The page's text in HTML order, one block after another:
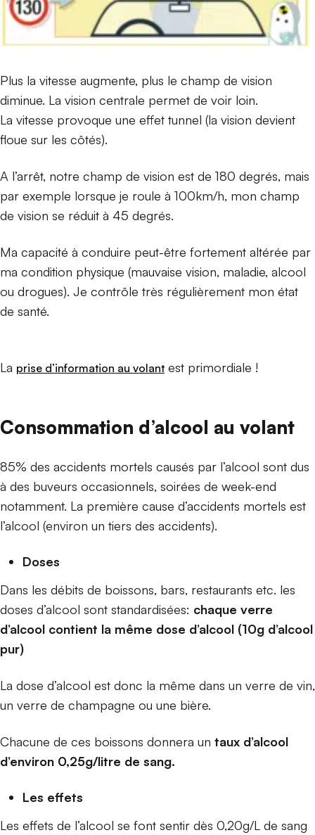
Plus la vitesse augmente, plus le champ de vision
diminue. La vision centrale permet de voir loin.
La vitesse provoque une effet tunnel (la vision devient
floue sur les côtés).
A l’arrêt, notre champ de vision est de 180 degrés, mais
par exemple lorsque je roule à 100km/h, mon champ
de vision se réduit à 45 degrés.
Ma capacité à conduire peut-être fortement altérée par
ma condition physique (mauvaise vision, maladie, alcool
ou drogues). Je contrôle très régulièrement mon état
de santé.
La prise d’information au volant est primordiale !
Consommation d’alcool au volant
85% des accidents mortels causés par l’alcool sont dus
à des buveurs occasionnels, soirées de week-end
notamment. La première cause d’accidents mortels est
l’alcool (environ un tiers des accidents).
Doses
Dans les débits de boissons, bars, restaurants etc. les
doses d’alcool sont standardisées: chaque verre
d’alcool contient la même dose d’alcool (10g d’alcool
pur)
La dose d’alcool est donc la même dans un verre de vin,
un verre de champagne ou une bière.
Chacune de ces boissons donnera un taux d’alcool
d’environ 0,25g/litre de sang.
Les effets
Les effets de l’alcool se font sentir dès 0,20g/L de sang